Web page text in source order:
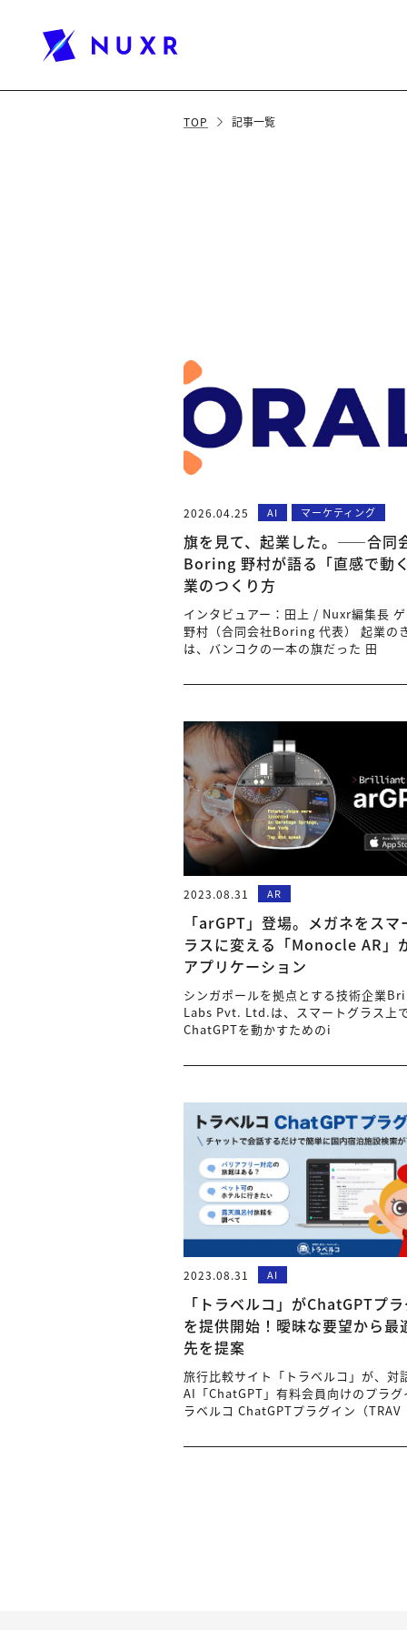
TOP 記事一覧
2026.04.25 AI マーケティング
旗を見て、起業した。――合同
Boring 野村が語る「直感で動
業のつくり方
インタビュアー：田上 / Nuxr編集長
野村（合同会社Boring 代表） 起業の
は、バンコクの一本の旗だった 田
2023.08.31 AR
「arGPT」登場。メガネをスマ
ラスに変える「Monocle AR」
アプリケーション
シンガポールを拠点とする技術企業
Labs Pvt. Ltd.は、スマートグラス上
ChatGPTを動かすためのi
2023.08.31 AI
「トラベルコ」がChatGPTプ
を提供開始！曖昧な要望から最
先を提案
旅行比較サイト「トラベルコ」が、対
AI「ChatGPT」有料会員向けのプラグ
ラベルコ ChatGPTプラグイン（TRAV